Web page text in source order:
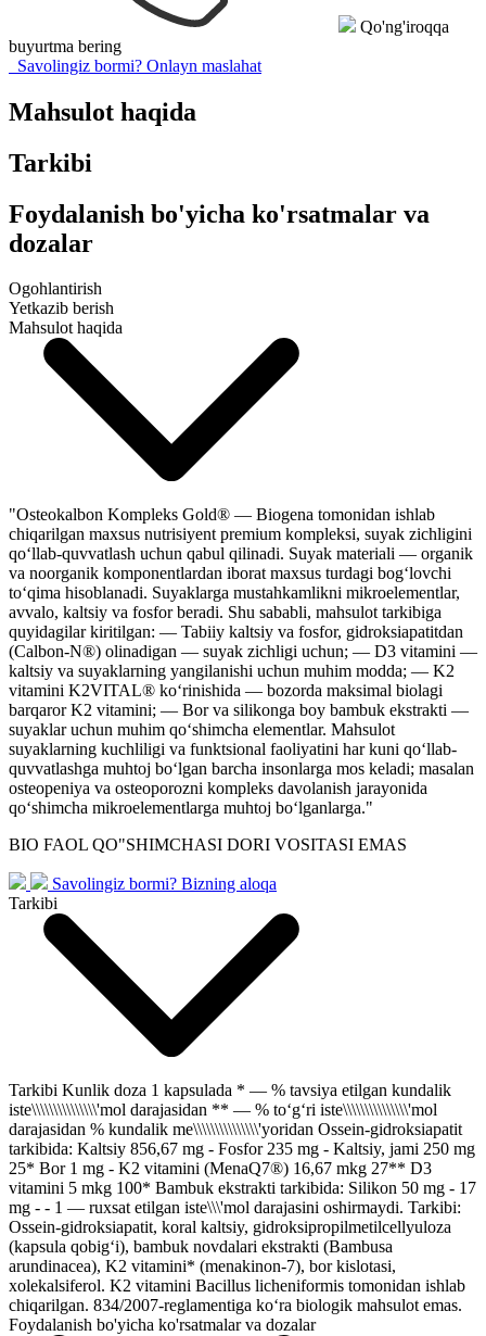
Qo'ng'iroqqa
buyurtma bering
Savolingiz bormi? Onlayn maslahat
Mahsulot haqida
Tarkibi
Foydalanish bo'yicha ko'rsatmalar va
dozalar
Ogohlantirish
Yetkazib berish
Mahsulot haqida
"Osteokalbon Kompleks Gold® — Biogena tomonidan ishlab
chiqarilgan maxsus nutrisiyent premium kompleksi, suyak zichligini
qo‘llab-quvvatlash uchun qabul qilinadi. Suyak materiali — organik
va noorganik komponentlardan iborat maxsus turdagi bog‘lovchi
to‘qima hisoblanadi. Suyaklarga mustahkamlikni mikroelementlar,
avvalo, kaltsiy va fosfor beradi. Shu sababli, mahsulot tarkibiga
quyidagilar kiritilgan: — Tabiiy kaltsiy va fosfor, gidroksiapatitdan
(Calbon-N®) olinadigan — suyak zichligi uchun; — D3 vitamini —
kaltsiy va suyaklarning yangilanishi uchun muhim modda; — K2
vitamini K2VITAL® ko‘rinishida — bozorda maksimal biolagi
barqaror K2 vitamini; — Bor va silikonga boy bambuk ekstrakti —
suyaklar uchun muhim qo‘shimcha elementlar. Mahsulot
suyaklarning kuchliligi va funktsional faoliyatini har kuni qo‘llab-
quvvatlashga muhtoj bo‘lgan barcha insonlarga mos keladi; masalan
osteopeniya va osteoporozni kompleks davolanish jarayonida
qo‘shimcha mikroelementlarga muhtoj bo‘lganlarga."
BIO FAOL QO"SHIMCHASI DORI VOSITASI EMAS
Savolingiz bormi? Bizning aloqa
Tarkibi
Tarkibi Kunlik doza 1 kapsulada * — % tavsiya etilgan kundalik
iste\\\\\\\\\\\\\\\'mol darajasidan ** — % to‘g‘ri iste\\\\\\\\\\\\\\\'mol
darajasidan % kundalik me\\\\\\\\\\\\\\\'yoridan Ossein-gidroksiapatit
tarkibida: Kaltsiy 856,67 mg - Fosfor 235 mg - Kaltsiy, jami 250 mg
25* Bor 1 mg - K2 vitamini (MenaQ7®) 16,67 mkg 27** D3
vitamini 5 mkg 100* Bambuk ekstrakti tarkibida: Silikon 50 mg - 17
mg - - 1 — ruxsat etilgan iste\\\'mol darajasini oshirmaydi. Tarkibi:
Ossein-gidroksiapatit, koral kaltsiy, gidroksipropilmetilcellyuloza
(kapsula qobig‘i), bambuk novdalari ekstrakti (Bambusa
arundinacea), K2 vitamini* (menakinon-7), bor kislotasi,
xolekalsiferol. K2 vitamini Bacillus licheniformis tomonidan ishlab
chiqarilgan. 834/2007-reglamentiga ko‘ra biologik mahsulot emas.
Foydalanish bo'yicha ko'rsatmalar va dozalar